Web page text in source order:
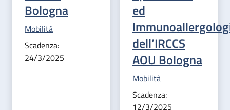
Bologna
Categoria correlata:
Mobilità
Scadenza:
24/3/2025
ed
dell’IRCCS
AOU Bologna
Categoria correlata:
Mobilità
Scadenza:
12/3/2025